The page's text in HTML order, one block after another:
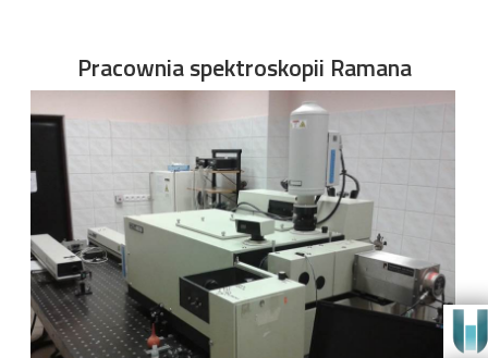
Pracownia spektroskopii Ramana